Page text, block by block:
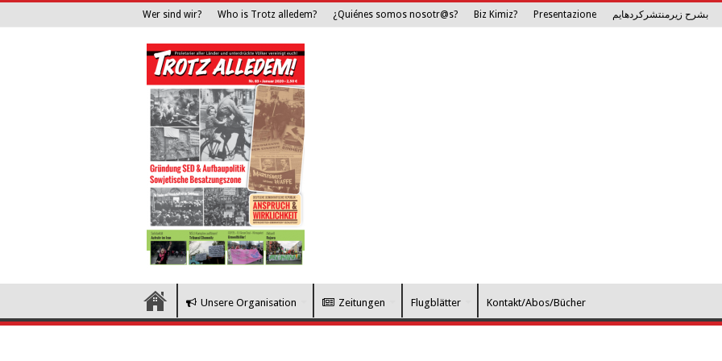
Wer sind wir? Who is Trotz alledem? ¿Quiénes somos nosotr@s? Biz Kimiz? Presentazione بشرح زیرمنتشرکرده­ایم
Unsere Organisation Zeitungen Flugblätter Kontakt/Abos/Bücher